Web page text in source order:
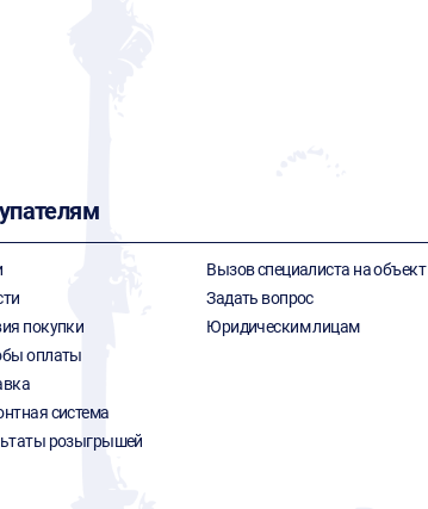
покупки
оплаты
система
розыгрышей
Вызов специалиста на объект
Задать вопрос
Юридическим лицам